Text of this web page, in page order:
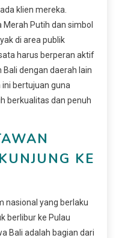
klien mereka.
Putih dan simbol
di area publik
harus berperan aktif
dengan daerah lain
ini bertujuan guna
berkualitas dan penuh
KE
nasional yang berlaku
berlibur ke Pulau
Bali adalah bagian dari